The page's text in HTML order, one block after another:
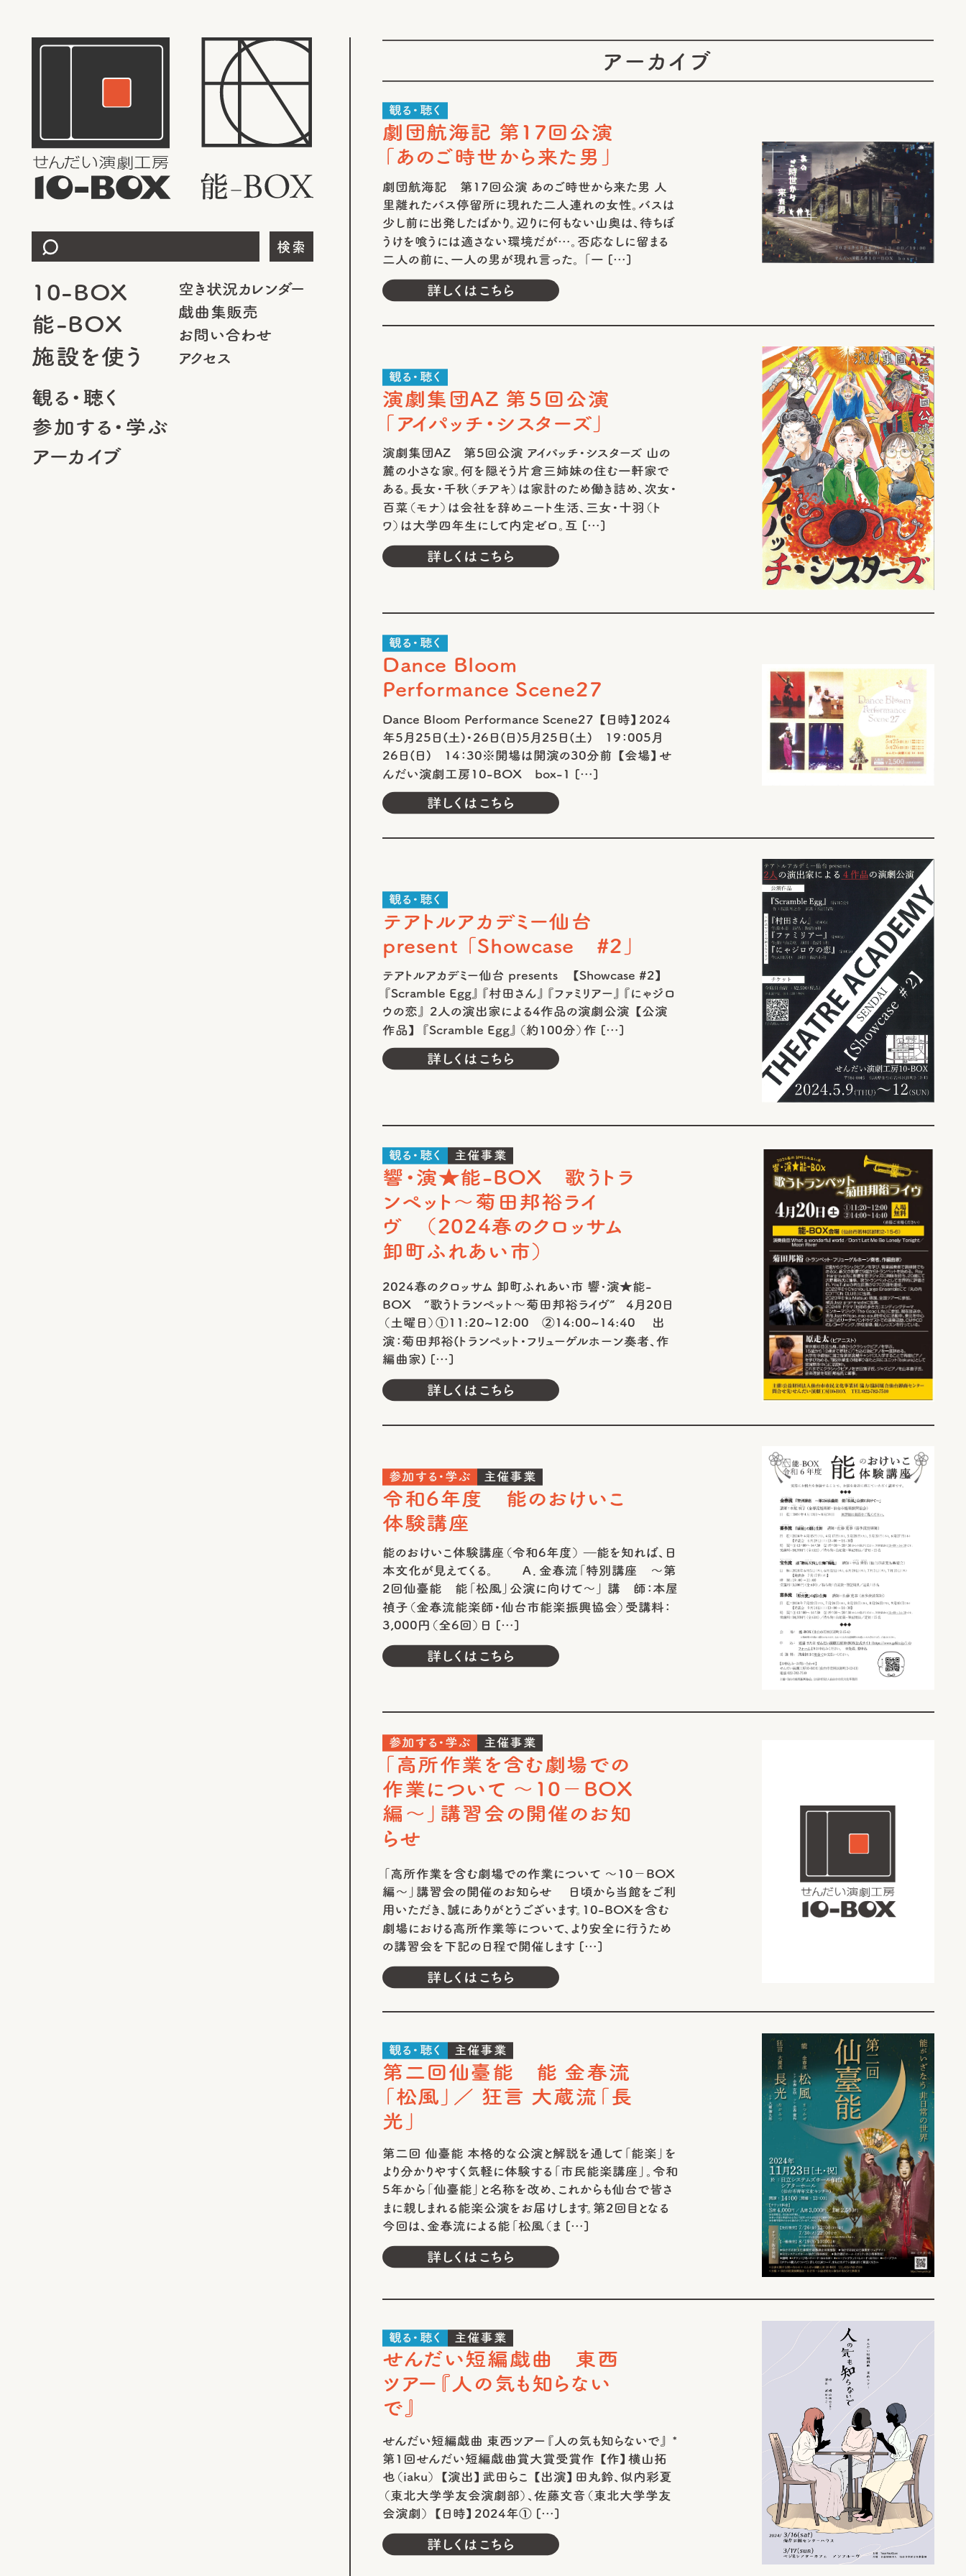
検索
10-BOX
能-BOX
施設を使う
観る・聴く
参加する・学ぶ
アーカイブ
空き状況カレンダー
戯曲集販売
お問い合わせ
アクセス
アーカイブ
観る・聴く
劇団航海記 第17回公演
「あのご時世から来た男」
劇団航海記 第17回公演 あのご時世から来た男 人
里離れたバス停留所に現れた二人連れの女性。バスは
少し前に出発したばかり。辺りに何もない山奥は、待ちぼ
うけを喰うには適さない環境だが…。否応なしに留まる
二人の前に、一人の男が現れ言った。 「一 […]
詳しくはこちら
観る・聴く
演劇集団AZ 第５回公演
「アイパッチ・シスターズ」
演劇集団AZ 第5回公演 アイパッチ・シスターズ 山の
麓の小さな家。何を隠そう片倉三姉妹の住む一軒家で
ある。長女・千秋（チアキ）は家計のため働き詰め、次女・
百菜（モナ）は会社を辞めニート生活、三女・十羽（ト
ワ）は大学四年生にして内定ゼロ。互 […]
詳しくはこちら
観る・聴く
Dance Bloom
Performance Scene27
Dance Bloom Performance Scene27 【日時】2024
年5月25日(土)・26日(日)5月25日(土) 19：005月
26日(日) 14：30※開場は開演の30分前 【会場】せ
んだい演劇工房10-BOX box-1 […]
詳しくはこちら
観る・聴く
テアトルアカデミー仙台
present 「Showcase #2」
テアトルアカデミー仙台 presents 【Showcase #2】
『Scramble Egg』『村田さん』『ファミリアー』『にゃジロ
ウの恋』 2人の演出家による4作品の演劇公演 【公演
作品】 『Scramble Egg』（約100分）作 […]
詳しくはこちら
観る・聴く 主催事業
響・演★能-BOX 歌うトラ
ンペット～菊田邦裕ライ
ヴ （2024春のクロッサム
卸町ふれあい市）
2024春のクロッサム 卸町ふれあい市 響･演★能-
BOX “歌うトランペット～菊田邦裕ライヴ” 4月20日
（土曜日）①11:20~12:00 ②14:00~14:40 出
演：菊田邦裕(トランペット・フリューゲルホーン奏者、作
編曲家) […]
詳しくはこちら
参加する・学ぶ 主催事業
令和6年度 能のおけいこ
体験講座
能のおけいこ体験講座（令和6年度） ―能を知れば、日
本文化が見えてくる。 Ａ．金春流「特別講座 ～第
2回仙臺能 能「松風」公演に向けて～」 講 師：本屋
禎子（金春流能楽師・仙台市能楽振興協会）受講料：
3,000円（全6回）日 […]
詳しくはこちら
参加する・学ぶ 主催事業
「高所作業を含む劇場での
作業について ～10－BOX
編～」講習会の開催のお知
らせ
「高所作業を含む劇場での作業について ～10－BOX
編～」講習会の開催のお知らせ 日頃から当館をご利
用いただき、誠にありがとうございます。10-BOXを含む
劇場における高所作業等について、より安全に行うため
の講習会を下記の日程で開催します […]
詳しくはこちら
観る・聴く 主催事業
第二回仙臺能 能 金春流
「松風」／ 狂言 大蔵流「長
光」
第二回 仙臺能 本格的な公演と解説を通して「能楽」を
より分かりやすく気軽に体験する「市民能楽講座」。令和
5年から「仙臺能」と名称を改め、これからも仙台で皆さ
まに親しまれる能楽公演をお届けします。第2回目となる
今回は、金春流による能「松風（ま […]
詳しくはこちら
観る・聴く 主催事業
せんだい短編戯曲 東西
ツアー『人の気も知らない
で』
せんだい短編戯曲 東西ツアー『人の気も知らないで』 *
第1回せんだい短編戯曲賞大賞受賞作 【作】横山拓
也（iaku） 【演出】武田らこ 【出演】田丸鈴、似内彩夏
（東北大学学友会演劇部）、佐藤文音（東北大学学友
会演劇）​ 【日時】2024年① […]
詳しくはこちら